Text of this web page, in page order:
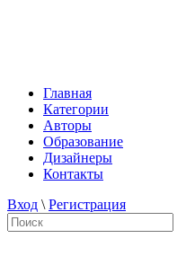
Главная
Категории
Авторы
Образование
Дизайнеры
Контакты
Вход \ Регистрация